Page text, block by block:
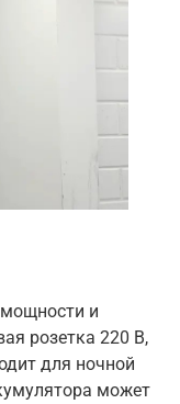
и
розетка 220 В,
для ночной
может